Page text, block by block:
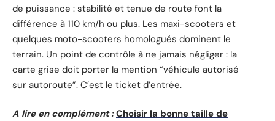
de puissance : stabilité et tenue de route font la
différence à 110 km/h ou plus. Les maxi-scooters et
quelques moto-scooters homologués dominent le
terrain. Un point de contrôle à ne jamais négliger : la
carte grise doit porter la mention “véhicule autorisé
sur autoroute”. C’est le ticket d’entrée.
A lire en complément : Choisir la bonne taille de